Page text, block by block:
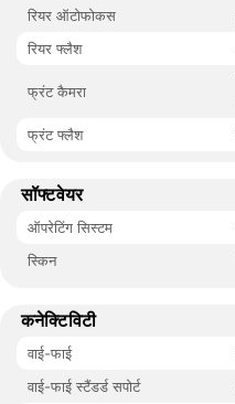
रियर ऑटोफोकस
रियर फ्लैश
फ्रंट कैमरा
फ्रंट फ्लैश
सॉफ्टवेयर
ऑपरेटिंग सिस्टम
स्किन
कनेक्टिविटी
वाई-फाई
वाई-फाई स्टैंडर्ड सपोर्ट